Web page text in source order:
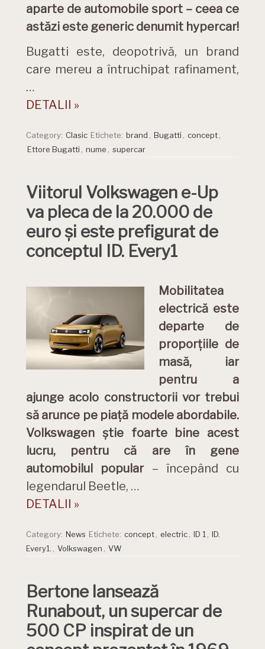
aparte de automobile sport – ceea ce
astăzi este generic denumit hypercar!
Bugatti este, deopotrivă, un brand
care mereu a întruchipat rafinament,
…
DETALII »
Category: Clasic Etichete: brand , Bugatti , concept,
Ettore Bugatti , nume , supercar
Viitorul Volkswagen e-Up
va pleca de la 20.000 de
euro și este prefigurat de
conceptul ID. Every1
Mobilitatea
electrică este
departe de
proporțiile de
masă, iar
pentru a
ajunge acolo constructorii vor trebui
să arunce pe piață modele abordabile.
Volkswagen știe foarte bine acest
lucru, pentru că are în gene
automobilul popular – începând cu
legendarul Beetle, …
DETALII »
Category: News Etichete: concept, electric, ID 1, ID.
Every1. , Volkswagen , VW
Bertone lansează
Runabout, un supercar de
500 CP inspirat de un